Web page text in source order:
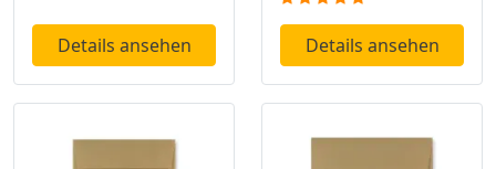
Details ansehen Details ansehen